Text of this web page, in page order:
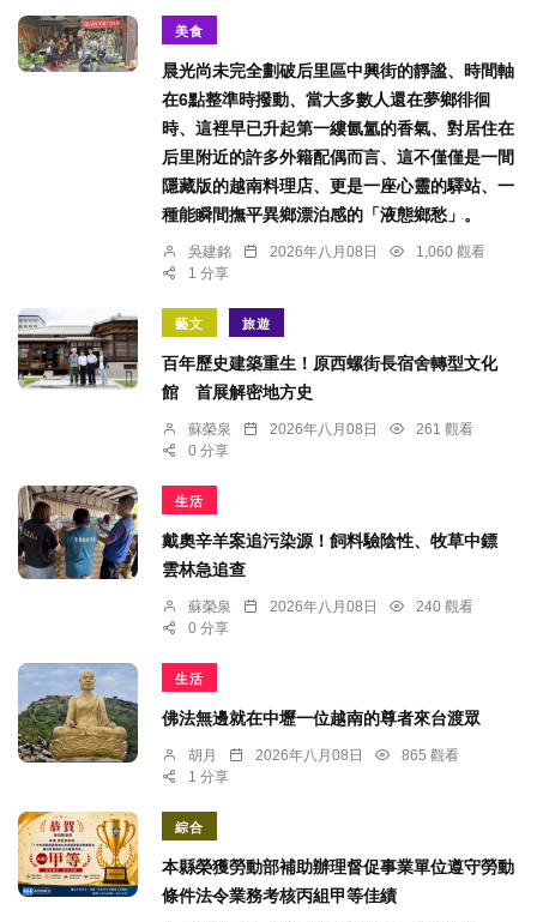
美食
晨光尚未完全劃破后里區中興街的靜謐、時間軸
在6點整準時撥動、當大多數人還在夢鄉徘徊
時、這裡早已升起第一縷氤氳的香氣、對居住在
后里附近的許多外籍配偶而言、這不僅僅是一間
隱藏版的越南料理店、更是一座心靈的驛站、一
種能瞬間撫平異鄉漂泊感的「液態鄉愁」。
吳建銘 2026年八月08日
1,060 觀看
1 分享
藝文 旅遊
百年歷史建築重生！原西螺街長宿舍轉型文化
館 首展解密地方史
蘇榮泉 2026年八月08日
261 觀看
0 分享
生活
戴奧辛羊案追污染源！飼料驗陰性、牧草中鏢
雲林急追查
蘇榮泉 2026年八月08日
240 觀看
0 分享
生活
佛法無邊就在中壢一位越南的尊者來台渡眾
胡月 2026年八月08日
865 觀看
1 分享
綜合
本縣榮獲勞動部補助辦理督促事業單位遵守勞動
條件法令業務考核丙組甲等佳績